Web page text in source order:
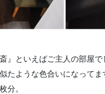
』といえばご主人の部屋
たような色合いになってま
分。